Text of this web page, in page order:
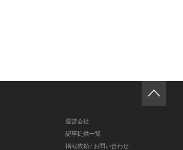
運営会社
記事提供一覧
掲載依頼 / お問い合わせ